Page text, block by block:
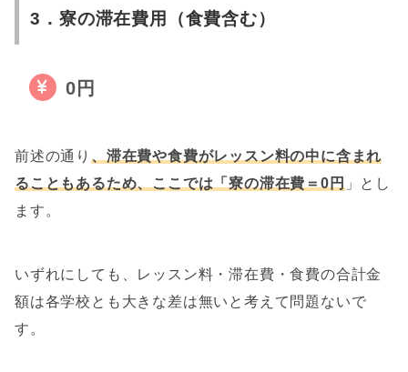
3．寮の滞在費用（食費含む）
0円
前述の通り 、滞在費や食費がレッスン料の中に含まれ
ることもあるため、ここでは「寮の滞在費＝0円」とし
ます。
いずれにしても、レッスン料・滞在費・食費の合計金
額は各学校とも大きな差は無いと考えて問題ないで
す。